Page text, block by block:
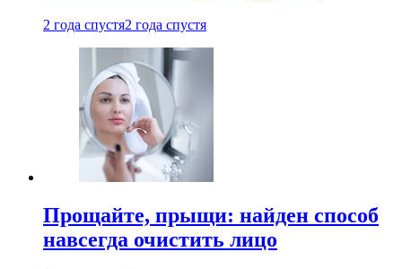
2 года спустя2 года спустя
Прощайте, прыщи: найден способ
навсегда очистить лицо